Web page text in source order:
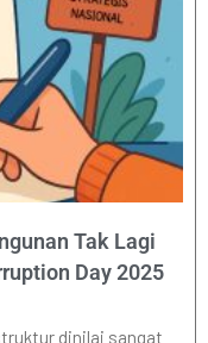
Tak Lagi
Day 2025
dinilai sangat